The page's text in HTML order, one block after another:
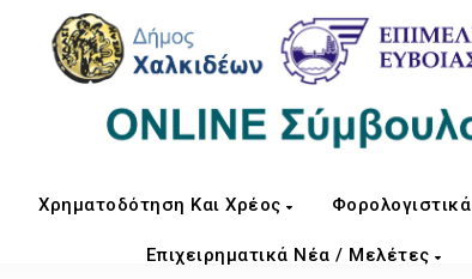
Χρηματοδότηση Και Χρέος Φορολογιστικά
Επιχειρηματικά Νέα / Μελέτες